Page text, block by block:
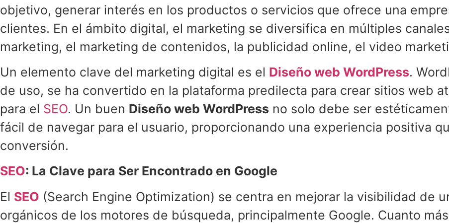
objetivo, generar interés en los productos o servicios que ofrece una
clientes. En el ámbito digital, el marketing se diversifica en múltiples
marketing, el marketing de contenidos, la publicidad online, el video
Un elemento clave del marketing digital es el Diseño web WordPress.
de uso, se ha convertido en la plataforma predilecta para crear sitios web
para el SEO. Un buen Diseño web WordPress no solo debe ser
fácil de navegar para el usuario, proporcionando una experiencia positiva
conversión.
SEO: La Clave para Ser Encontrado en Google
El SEO (Search Engine Optimization) se centra en mejorar la visibilidad de
orgánicos de los motores de búsqueda, principalmente Google. Cuanto